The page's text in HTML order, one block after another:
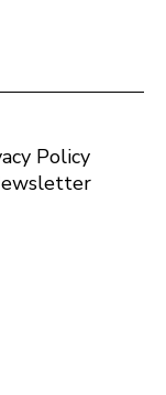
Policy